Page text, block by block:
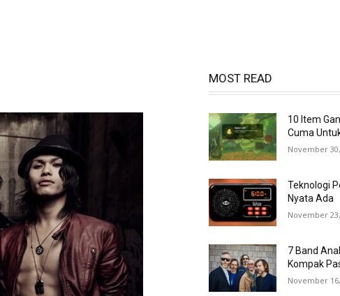
MOST READ
10 Item
Cuma
November
Teknologi
Nyata Ada
November
7 Band
Kompak
November